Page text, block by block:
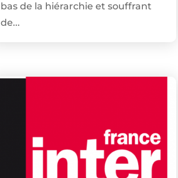
bas de la hiérarchie et souffrant
de...